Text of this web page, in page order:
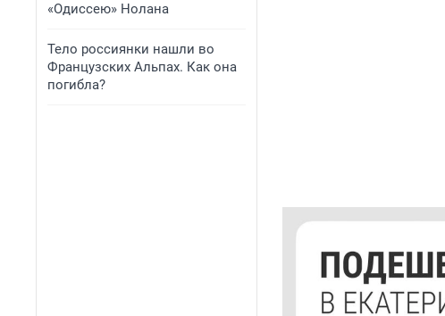
«Одиссею» Нолана
Тело россиянки нашли во
Французских Альпах. Как она
погибла?